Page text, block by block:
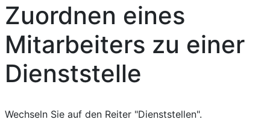
Zuordnen eines
Mitarbeiters zu einer
Dienststelle
Wechseln Sie auf den Reiter "Dienststellen".